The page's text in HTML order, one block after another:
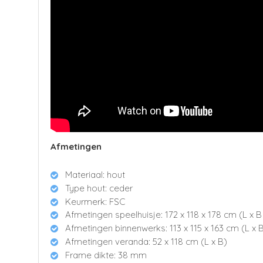
Afmetingen
Materiaal: hout
Type hout: ceder
Keurmerk: FSC
Afmetingen speelhuisje: 172 x 118 x 178 cm (L x
Afmetingen binnenwerks: 113 x 115 x 163 cm (L x
Afmetingen veranda: 52 x 118 cm (L x B)
Frame dikte: 38 mm